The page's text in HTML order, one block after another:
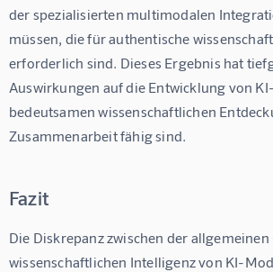
der spezialisierten multimodalen
müssen, die für authentische
erforderlich sind. Dieses Ergebnis hat
Auswirkungen auf die Entwicklung von
bedeutsamen wissenschaftlichen
Zusammenarbeit fähig sind.
Fazit
Die Diskrepanz zwischen der
wissenschaftlichen Intelligenz von KI-